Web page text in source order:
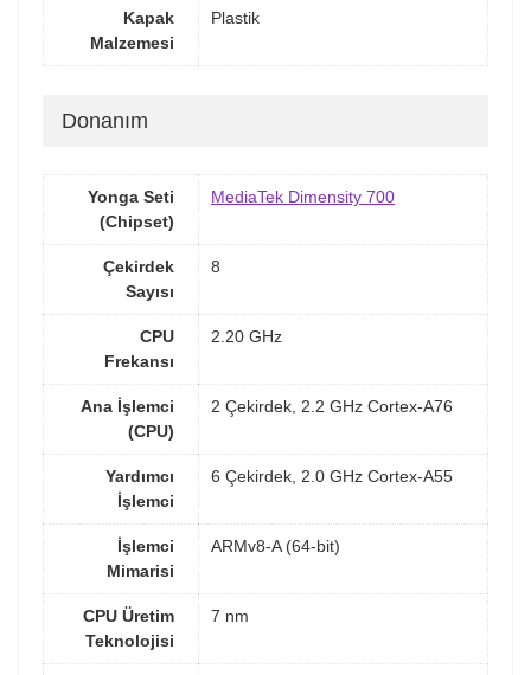
Kapak
Malzemesi
Plastik
Donanım
Yonga Seti
(Chipset)
MediaTek Dimensity 700
Çekirdek
Sayısı
8
CPU
Frekansı
2.20 GHz
Ana İşlemci
(CPU)
2 Çekirdek, 2.2 GHz Cortex-A76
Yardımcı
İşlemci
6 Çekirdek, 2.0 GHz Cortex-A55
İşlemci
Mimarisi
ARMv8-A (64-bit)
CPU Üretim
Teknolojisi
7 nm